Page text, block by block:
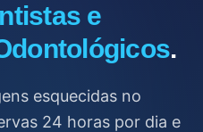
e
.
esquecidas no
24 horas por dia e